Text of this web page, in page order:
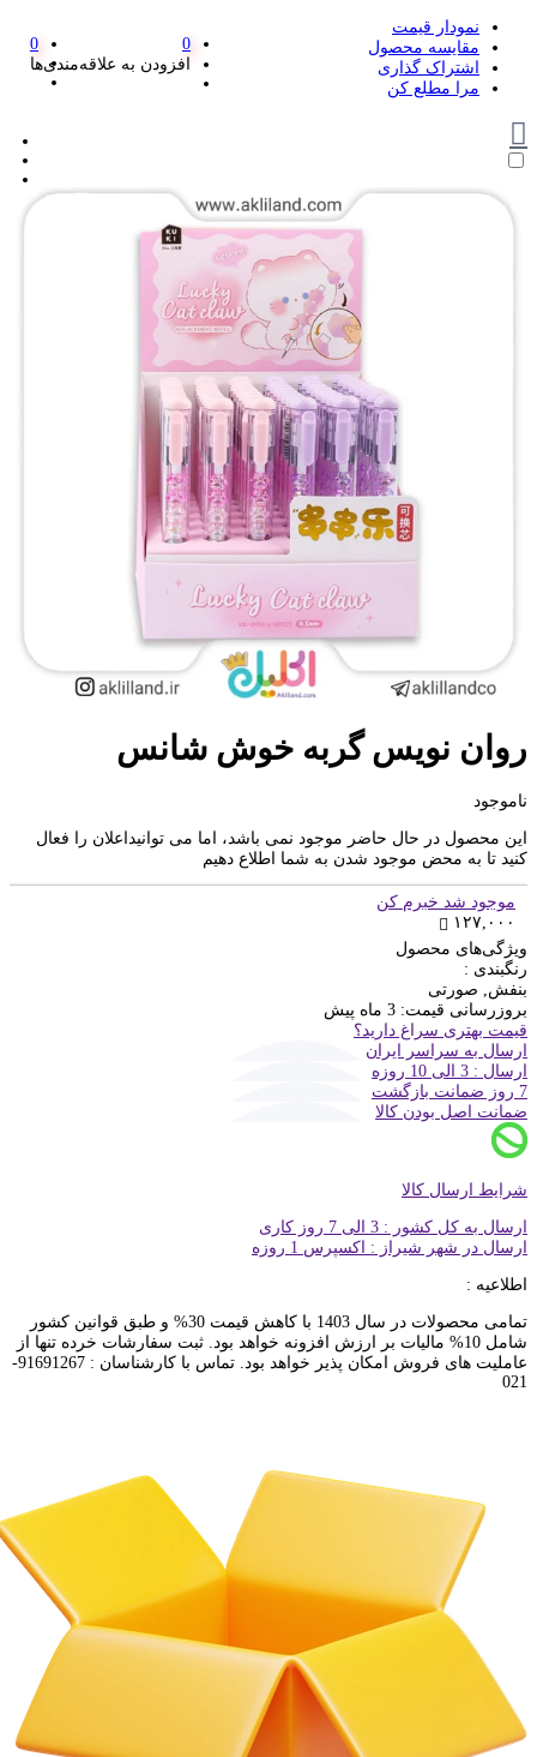
نمودار قیمت
مقایسه محصول
اشتراک گذاری
مرا مطلع کن
0
افزودن به علاقه‌مندی‌ها
0
روان نویس گربه خوش شانس
ناموجود
این محصول در حال حاضر موجود نمی باشد، اما می توانیداعلان را فعال
کنید تا به محض موجود شدن به شما اطلاع دهیم
موجود شد خبرم کن
۱۲۷,۰۰۰
ویژگی‌های محصول
رنگبندی :
بنفش, صورتی
بروزرسانی قیمت: 3 ماه پیش
قیمت بهتری سراغ دارید؟
ارسال به سراسر ایران
ارسال : 3 الی 10 روزه
7 روز ضمانت بازگشت
ضمانت اصل بودن کالا
شرایط ارسال کالا
ارسال به کل کشور : 3 الی 7 روز کاری
ارسال در شهر شیراز : اکسپرس 1 روزه
اطلاعیه :
تمامی محصولات در سال 1403 با کاهش قیمت 30% و طبق قوانین کشور
شامل 10% مالیات بر ارزش افزونه خواهد بود. ثبت سفارشات خرده تنها از
عاملیت های فروش امکان پذیر خواهد بود. تماس با کارشناسان : 91691267-
021